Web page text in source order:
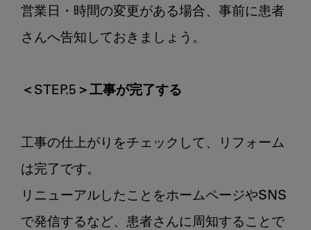
営業日・時間の変更がある場合、事前に患者
さんへ告知しておきましょう。
＜STEP.5＞工事が完了する
工事の仕上がりをチェックして、リフォーム
は完了です。
リニューアルしたことをホームページやSNS
で発信するなど、患者さんに周知することで